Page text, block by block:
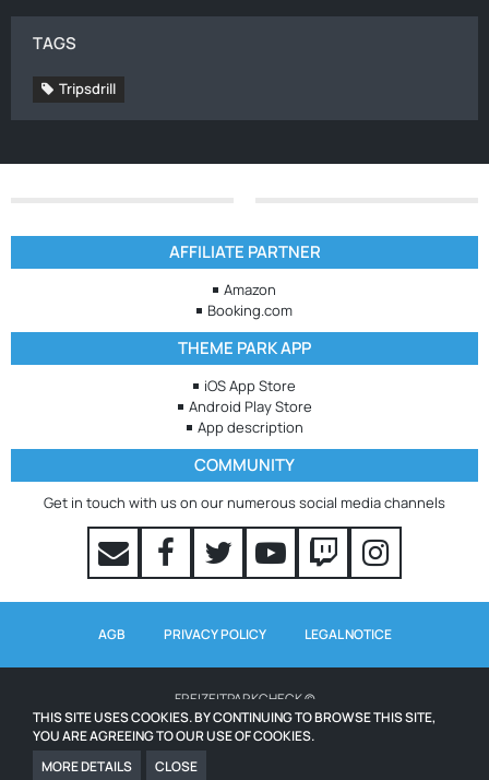
TAGS
Tripsdrill
AFFILIATE PARTNER
Amazon
Booking.com
THEME PARK APP
iOS App Store
Android Play Store
App description
COMMUNITY
Get in touch with us on our numerous social media channels
AGB PRIVACY POLICY LEGAL NOTICE
FREIZEITPARKCHECK ©
WAITING TIMES POWERED BY QUEUE-TIMES.COM
ICONS FROM WWW.ICONS8.COM
THIS SITE USES COOKIES. BY CONTINUING TO BROWSE THIS SITE,
YOU ARE AGREEING TO OUR USE OF COOKIES.
MORE DETAILS
CLOSE